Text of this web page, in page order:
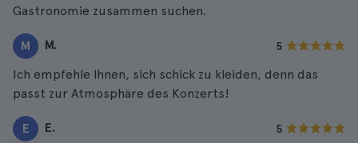
Gastronomie zusammen suchen.
M M. 5
Ich empfehle Ihnen, sich schick zu kleiden, denn das
passt zur Atmosphäre des Konzerts!
E E. 5